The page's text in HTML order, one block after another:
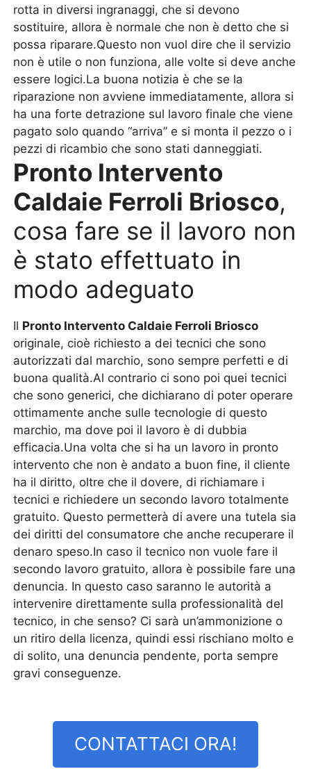
rotta in diversi ingranaggi, che si devono
sostituire, allora è normale che non è detto che si
possa riparare.Questo non vuol dire che il servizio
non è utile o non funziona, alle volte si deve anche
essere logici.La buona notizia è che se la
riparazione non avviene immediatamente, allora si
ha una forte detrazione sul lavoro finale che viene
pagato solo quando “arriva” e si monta il pezzo o i
pezzi di ricambio che sono stati danneggiati.
Pronto Intervento
Caldaie Ferroli Briosco,
cosa fare se il lavoro non
è stato effettuato in
modo adeguato
Il Pronto Intervento Caldaie Ferroli Briosco
originale, cioè richiesto a dei tecnici che sono
autorizzati dal marchio, sono sempre perfetti e di
buona qualità.Al contrario ci sono poi quei tecnici
che sono generici, che dichiarano di poter operare
ottimamente anche sulle tecnologie di questo
marchio, ma dove poi il lavoro è di dubbia
efficacia.Una volta che si ha un lavoro in pronto
intervento che non è andato a buon fine, il cliente
ha il diritto, oltre che il dovere, di richiamare i
tecnici e richiedere un secondo lavoro totalmente
gratuito. Questo permetterà di avere una tutela sia
dei diritti del consumatore che anche recuperare il
denaro speso.In caso il tecnico non vuole fare il
secondo lavoro gratuito, allora è possibile fare una
denuncia. In questo caso saranno le autorità a
intervenire direttamente sulla professionalità del
tecnico, in che senso? Ci sarà un’ammonizione o
un ritiro della licenza, quindi essi rischiano molto e
di solito, una denuncia pendente, porta sempre
gravi conseguenze.
CONTATTACI ORA!